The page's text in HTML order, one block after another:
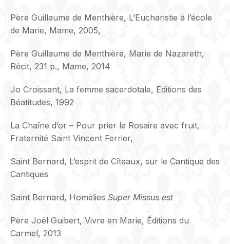
Père Guillaume de Menthière, L’Eucharistie à l’école
de Marie, Mame, 2005,
Père Guillaume de Menthière, Marie de Nazareth,
Récit, 231 p., Mame, 2014
Jo Croissant, La femme sacerdotale, Editions des
Béatitudes, 1992
La Chaîne d’or – Pour prier le Rosaire avec fruit,
Fraternité Saint Vincent Ferrier,
Saint Bernard, L’esprit de Cîteaux, sur le Cantique des
Cantiques
Saint Bernard, Homélies Super Missus est
Père Joël Guibert, Vivre en Marie, Éditions du
Carmel, 2013